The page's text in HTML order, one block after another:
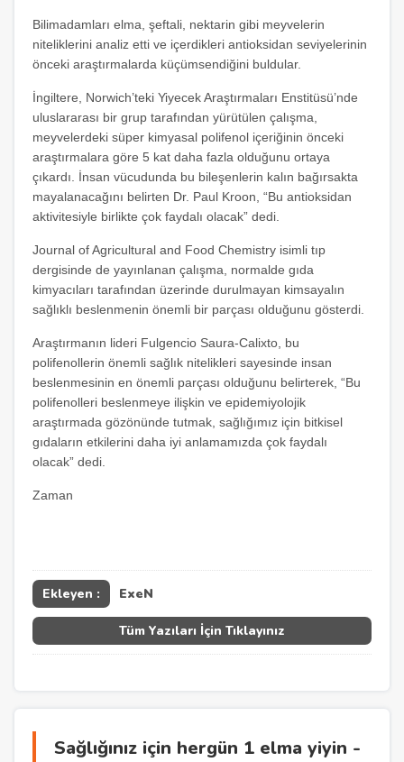
Bilimadamları elma, şeftali, nektarin gibi meyvelerin
niteliklerini analiz etti ve içerdikleri antioksidan seviyelerinin
önceki araştırmalarda küçümsendiğini buldular.
İngiltere, Norwich’teki Yiyecek Araştırmaları Enstitüsü’nde
uluslararası bir grup tarafından yürütülen çalışma,
meyvelerdeki süper kimyasal polifenol içeriğinin önceki
araştırmalara göre 5 kat daha fazla olduğunu ortaya
çıkardı. İnsan vücudunda bu bileşenlerin kalın bağırsakta
mayalanacağını belirten Dr. Paul Kroon, “Bu antioksidan
aktivitesiyle birlikte çok faydalı olacak” dedi.
Journal of Agricultural and Food Chemistry isimli tıp
dergisinde de yayınlanan çalışma, normalde gıda
kimyacıları tarafından üzerinde durulmayan kimsayalın
sağlıklı beslenmenin önemli bir parçası olduğunu gösterdi.
Araştırmanın lideri Fulgencio Saura-Calixto, bu
polifenollerin önemli sağlık nitelikleri sayesinde insan
beslenmesinin en önemli parçası olduğunu belirterek, “Bu
polifenolleri beslenmeye ilişkin ve epidemiyolojik
araştırmada gözönünde tutmak, sağlığımız için bitkisel
gıdaların etkilerini daha iyi anlamamızda çok faydalı
olacak” dedi.
Zaman
Ekleyen : ExeN
Tüm Yazıları İçin Tıklayınız
Sağlığınız için hergün 1 elma yiyin -